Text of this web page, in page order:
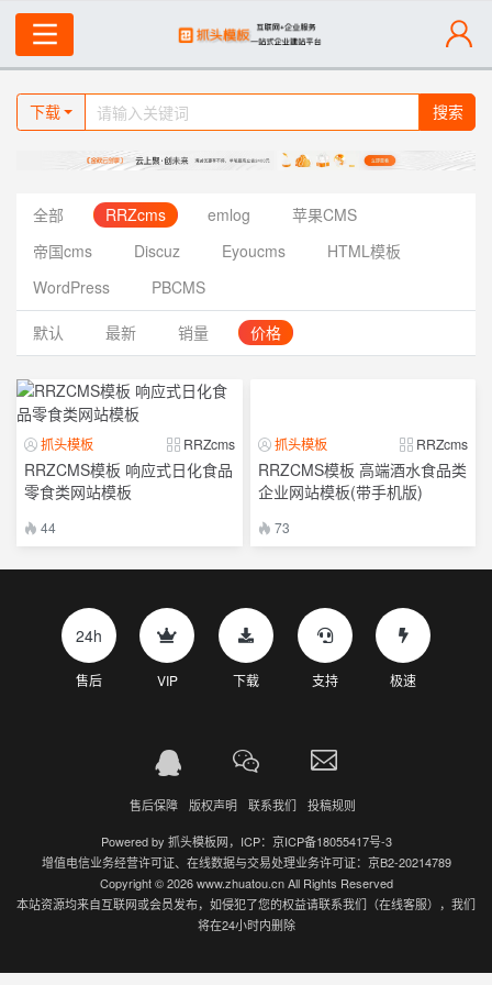
下载 搜索
全部 RRZcms emlog
苹果CMS
帝国cms
Discuz Eyoucms
HTML模板
WordPress
PBCMS
默认 最新 销量 价格
抓头模板 RRZcms
RRZCMS模板 响应式日化食品
零食类网站模板
44
抓头模板 RRZcms
RRZCMS模板 高端酒水食品类
企业网站模板(带手机版)
73
24h
售后 VIP 下载 支持 极速
售后保障 版权声明 联系我们 投稿规则
Powered by 抓头模板网，ICP： 京ICP备18055417号-3
增值电信业务经营许可证、在线数据与交易处理业务许可证：京B2-20214789
Copyright © 2026 www.zhuatou.cn All Rights Reserved
本站资源均来自互联网或会员发布，如侵犯了您的权益请联系我们（在线客服），我们
将在24小时内删除